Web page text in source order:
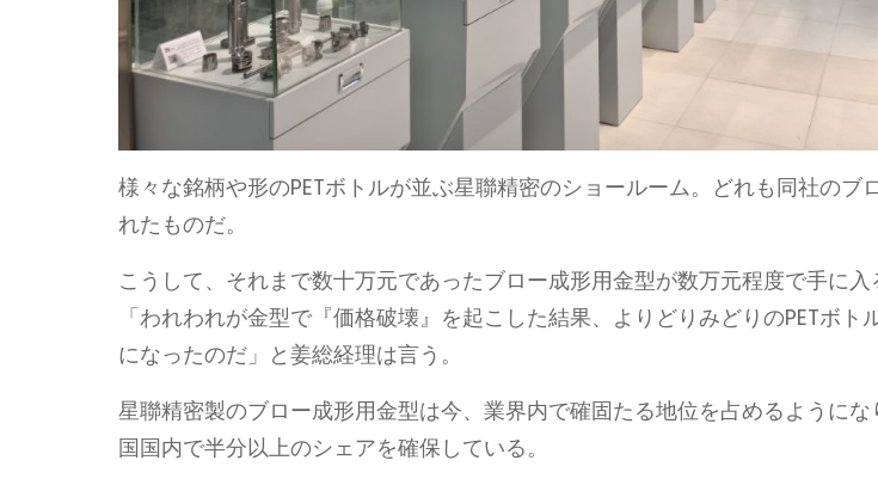
様々な銘柄や形のPETボトルが並ぶ星聯精密のショールーム。どれも同社のブ
れたものだ。
こうして、それまで数十万元であったブロー成形用金型が数万元程度で手に入
「われわれが金型で『価格破壊』を起こした結果、よりどりみどりのPETボト
になったのだ」と姜総経理は言う。
星聯精密製のブロー成形用金型は今、業界内で確固たる地位を占めるように
国国内で半分以上のシェアを確保している。